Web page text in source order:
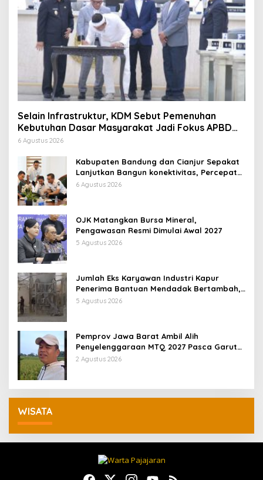
Selain Infrastruktur, KDM Sebut Pemenuhan
Kebutuhan Dasar Masyarakat Jadi Fokus APBD
Jabar 2027
6 Agustus 2026
Kabupaten Bandung dan Cianjur Sepakat
Lanjutkan Bangun konektivitas, Percepat
Pertumbuhan Ekonomi Daerah
6 Agustus 2026
OJK Matangkan Bursa Mineral,
Pengawasan Resmi Dimulai Awal 2027
5 Agustus 2026
Jumlah Eks Karyawan Industri Kapur
Penerima Bantuan Mendadak Bertambah,
KDM: Kita Identifikasi
5 Agustus 2026
Pemprov Jawa Barat Ambil Alih
Penyelenggaraan MTQ 2027 Pasca Garut
Mundur Jadi Tuan Rumah
2 Agustus 2026
WISATA